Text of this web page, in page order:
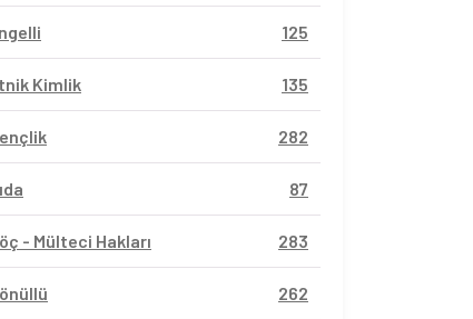
125
Kimlik 135
282
87
- Mülteci Hakları 283
262